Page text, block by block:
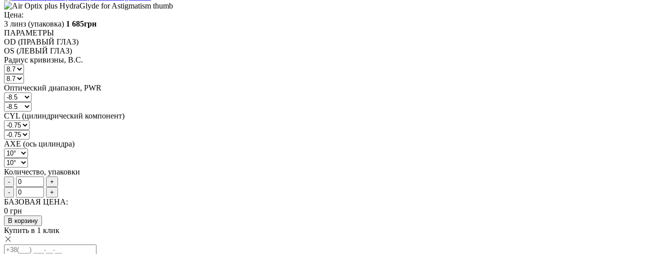
Цена:
3 линз (упаковка) 1 685грн
ПАРАМЕТРЫ
OD (ПРАВЫЙ ГЛАЗ)
OS (ЛЕВЫЙ ГЛАЗ)
Радиус кривизны, B.C.
Оптический диапазон, PWR
CYL (цилиндрический компонент)
AXE (ось цилиндра)
Количество, упаковки
-
+
-
+
БАЗОВАЯ ЦЕНА:
0 грн
В корзину
Купить в 1 клик